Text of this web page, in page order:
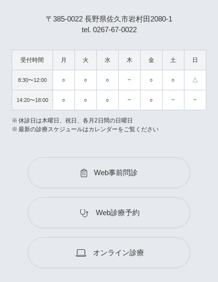
〒385-0022 長野県佐久市岩村田2080-1
tel. 0267-67-0022
受付時間 月 火 水 木 金 土 日
8:30〜12:00 ○ ○ ○ − ○ ○ △
14:20〜18:00 ○ ○ ○ − ○ − −
休診日は木曜日、祝日、各月2日間の日曜日
最新の診療スケジュールはカレンダーをご覧ください
Web事前問診
Web診療予約
オンライン診療